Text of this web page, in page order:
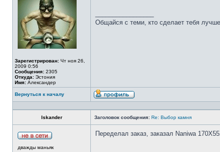
Зарегистрирован: Чт ноя 26,
2009 0:56
Сообщения: 2305
Откуда: Эстония
Имя: Александер
Общайся с теми, кто сделает тебя
Вернуться к началу
Iskander Заголовок сообщения: Re: Выбор камня
дважды маньяк
Переделал заказ, заказал Naniwa